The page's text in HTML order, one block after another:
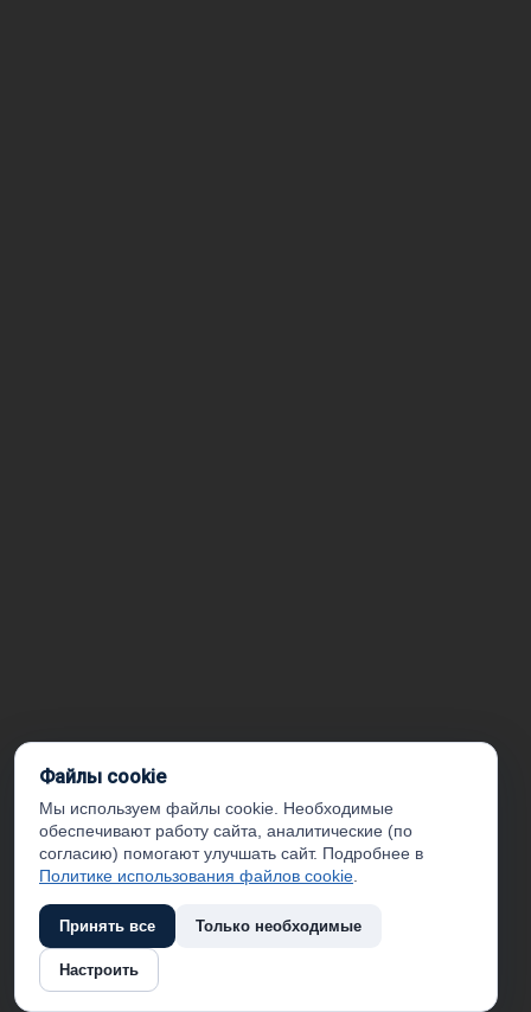
Файлы cookie
Мы используем файлы cookie. Необходимые
обеспечивают работу сайта, аналитические (по
согласию) помогают улучшать сайт. Подробнее в
Политике использования файлов cookie
Принять все Только необходимые
Настроить